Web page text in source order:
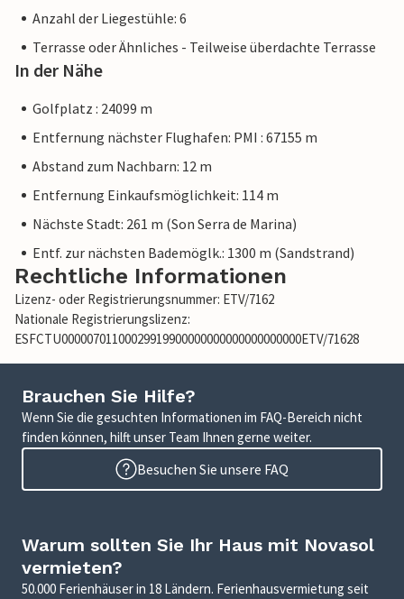
Anzahl der Liegestühle: 6
Terrasse oder Ähnliches - Teilweise überdachte Terrasse
In der Nähe
Golfplatz : 24099 m
Entfernung nächster Flughafen: PMI : 67155 m
Abstand zum Nachbarn: 12 m
Entfernung Einkaufsmöglichkeit: 114 m
Nächste Stadt: 261 m (Son Serra de Marina)
Entf. zur nächsten Bademöglk.: 1300 m (Sandstrand)
Rechtliche Informationen
Lizenz- oder Registrierungsnummer: ETV/7162
Nationale Registrierungslizenz:
ESFCTU00000701100029919900000000000000000000ETV/71628
Brauchen Sie Hilfe?
Wenn Sie die gesuchten Informationen im FAQ-Bereich nicht
finden können, hilft unser Team Ihnen gerne weiter.
Besuchen Sie unsere FAQ
Warum sollten Sie Ihr Haus mit Novasol
vermieten?
50.000 Ferienhäuser in 18 Ländern. Ferienhausvermietung seit